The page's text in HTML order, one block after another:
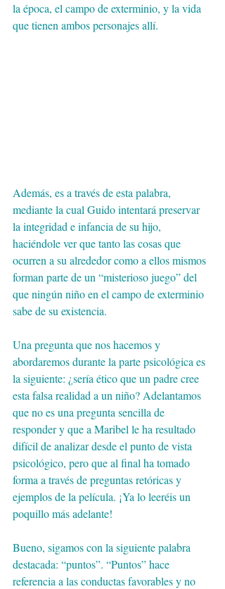
la época, el campo de exterminio, y la vida
que tienen ambos personajes allí.
Además, es a través de esta palabra,
mediante la cual Guido intentará preservar
la integridad e infancia de su hijo,
haciéndole ver que tanto las cosas que
ocurren a su alrededor como a ellos mismos
forman parte de un “misterioso juego” del
que ningún niño en el campo de exterminio
sabe de su existencia.
Una pregunta que nos hacemos y
abordaremos durante la parte psicológica es
la siguiente: ¿sería ético que un padre cree
esta falsa realidad a un niño? Adelantamos
que no es una pregunta sencilla de
responder y que a Maribel le ha resultado
difícil de analizar desde el punto de vista
psicológico, pero que al final ha tomado
forma a través de preguntas retóricas y
ejemplos de la película. ¡Ya lo leeréis un
poquillo más adelante!
Bueno, sigamos con la siguiente palabra
destacada: “puntos”. “Puntos” hace
referencia a las conductas favorables y no